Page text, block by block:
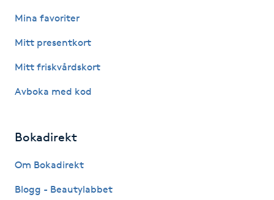
Hot Stone Massage
Hudföryngring
Hudvård
Hyaluronsyra
Mina favoriter
Mitt presentkort
Mitt friskvårdskort
Avboka med kod
Bokadirekt
Om Bokadirekt
Blogg - Beautylabbet